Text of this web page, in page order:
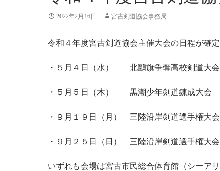
2022年2月16日 宮古剣道協会事務局
令和４年度宮古剣道協会主催大会の日程が確
・５月４日（水） 北鷗旗争奪高校剣道大会
・５月５日（木） 黒潮少年剣道錬成大会
・９月１９日（月） 三陸沿岸剣道選手権大会
・９月２５日（日） 三陸沿岸剣道選手権大会
いずれも会場は宮古市民総合体育館（シーア